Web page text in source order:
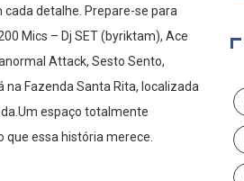
cada detalhe. Prepare-se para
Mics – Dj SET (byriktam), Ace
Attack, Sesto Sento,
Fazenda Santa Rita, localizada
espaço totalmente
essa história merece.